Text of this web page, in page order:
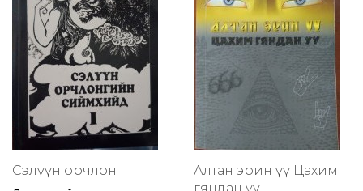
Сэлүүн орчлон
Алтан эрин үү Цахим